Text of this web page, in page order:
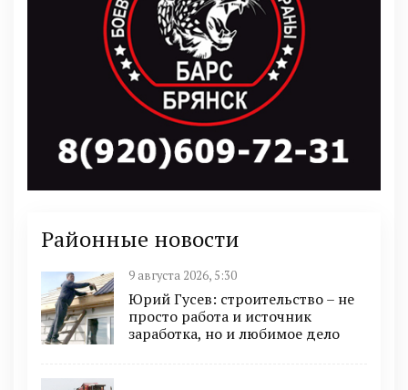
Районные новости
9 августа 2026, 5:30
Юрий Гусев: строительство – не
просто работа и источник
заработка, но и любимое дело